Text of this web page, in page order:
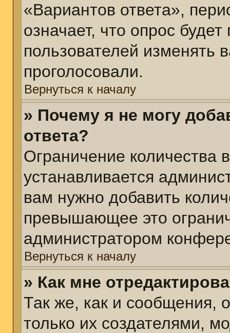
«Вариантов ответа»,
означает, что опрос
пользователей изменять
проголосовали.
Вернуться к началу
» Почему я не могу
ответа?
Ограничение количества
устанавливается
вам нужно добавить
превышающее это
администратором
Вернуться к началу
» Как мне
Так же, как и сообщения,
только их создателями,